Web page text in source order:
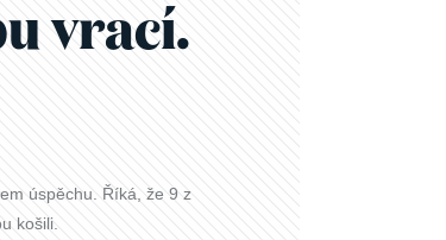
vrací.
úspěchu. Říká, že 9 z
košili.